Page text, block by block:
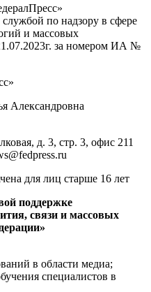
Поиск семьи туристов
могут признать без вести
д. 3, стр. 3, офис 211